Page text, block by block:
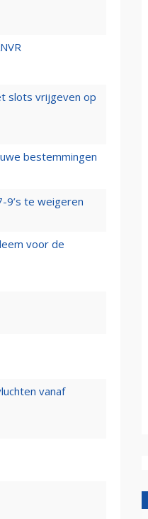
slots vrijgeven op
bestemmingen
9’s te weigeren
voor de
vanaf